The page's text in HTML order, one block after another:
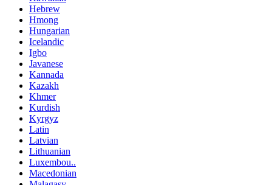
Hebrew
Hmong
Hungarian
Icelandic
Igbo
Javanese
Kannada
Kazakh
Khmer
Kurdish
Kyrgyz
Latin
Latvian
Lithuanian
Luxembou..
Macedonian